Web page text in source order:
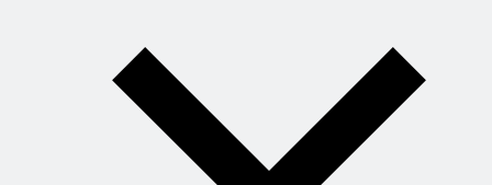
блендером с небольшим количеством воды для
получения гладкой пасты. Соедините винный уксус,
специи, тамариндовую и чесночно-имбирную пасту,
перемешайте, добавьте мясо и замаринуйте его на